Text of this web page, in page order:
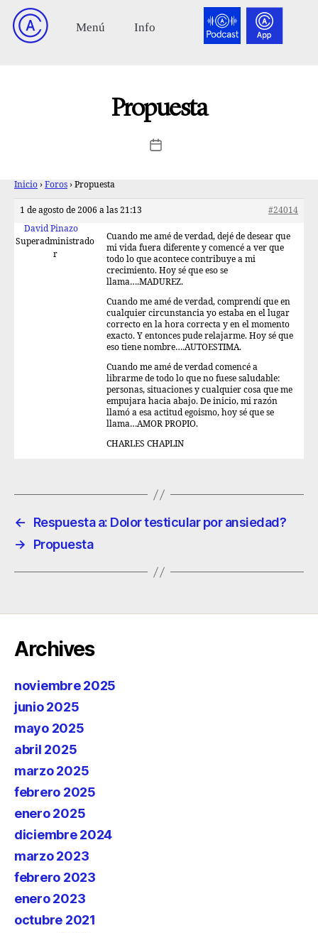
Propuesta
Inicio › Foros › Propuesta
1 de agosto de 2006 a las 21:13
#24014
David Pinazo
Superadministrado
r
Cuando me amé de verdad, dejé de desear que
mi vida fuera diferente y comencé a ver que
todo lo que acontece contribuye a mi
crecimiento. Hoy sé que eso se
llama….MADUREZ.
Cuando me amé de verdad, comprendí que en
cualquier circunstancia yo estaba en el lugar
correcto en la hora correcta y en el momento
exacto. Y entonces pude relajarme. Hoy sé que
eso tiene nombre….AUTOESTIMA.
Cuando me amé de verdad comencé a
librarme de todo lo que no fuese saludable:
personas, situaciones y cualquier cosa que me
empujara hacia abajo. De inicio, mi razón
llamó a esa actitud egoismo, hoy sé que se
llama…AMOR PROPIO.
CHARLES CHAPLIN
←
Respuesta a: Dolor testicular por ansiedad?
→
Propuesta
Archives
noviembre 2025
junio 2025
mayo 2025
abril 2025
marzo 2025
febrero 2025
enero 2025
diciembre 2024
marzo 2023
febrero 2023
enero 2023
octubre 2021